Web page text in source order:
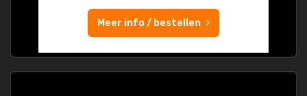
Meer info / bestellen